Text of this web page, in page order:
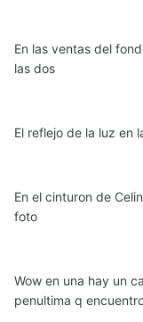
En las ventas del
las dos
El reflejo de la luz en
En el cinturon de
foto
Wow en una hay un
penultima q